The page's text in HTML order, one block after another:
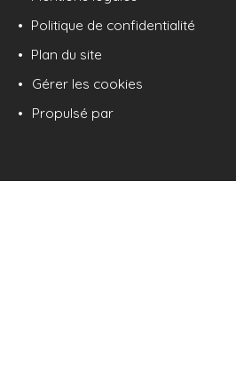
Politique de confidentialité
Plan du site
Gérer les cookies
Propulsé par